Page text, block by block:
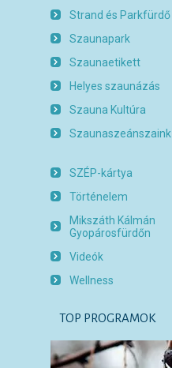
Strand és Parkfürdő
Szaunapark
Szaunaetikett
Helyes szaunázás
Szauna Kultúra
Szaunaszeánszaink
SZÉP-kártya
Történelem
Mikszáth Kálmán
Gyopárosfürdőn
Videók
Wellness
TOP PROGRAMOK